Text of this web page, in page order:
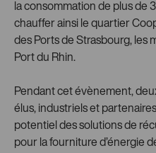
la consommation de plus de
chauffer ainsi le quartier
des Ports de Strasbourg, les
Port du Rhin.
Pendant cet évènement,
élus, industriels et
potentiel des solutions de
pour la fourniture d’énergie